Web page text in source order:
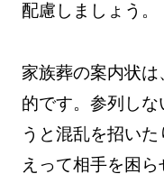
配慮しましょう。
家族葬の案内状
的です。参列し
うと混乱を招い
えって相手を困